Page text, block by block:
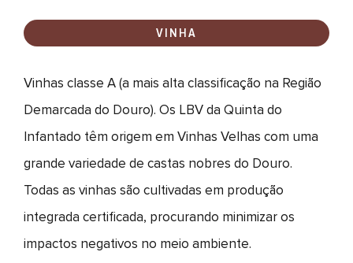
VINHA
Vinhas classe A (a mais alta classificação na Região
Demarcada do Douro). Os LBV da Quinta do
Infantado têm origem em Vinhas Velhas com uma
grande variedade de castas nobres do Douro.
Todas as vinhas são cultivadas em produção
integrada certificada, procurando minimizar os
impactos negativos no meio ambiente.